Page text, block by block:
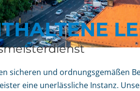
sicheren und ordnungsgemäßen
eine unerlässliche Instanz.